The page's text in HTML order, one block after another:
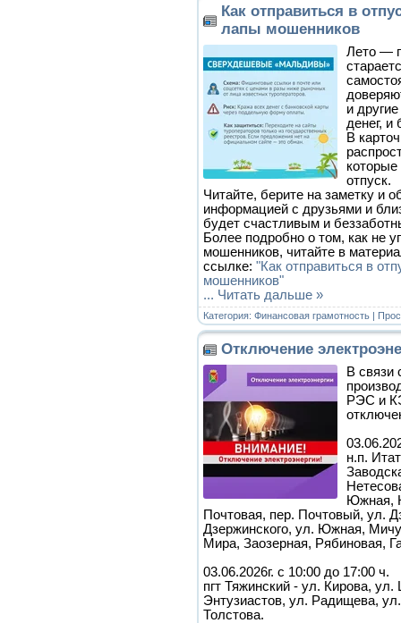
Как отправиться в
лапы мошенников
Лето —
и
денег, и
В
которые
отпуск.
Читайте, берите на заметку и
информацией с друзьями и
будет счастливым и
Более подробно о том, как не
мошенников, читайте в
ссылке: "Как отправиться в
мошенников"
... Читать дальше »
Категория: Финансовая грамотность |
Отключение
В связи
РЭС и
н.п.
Южная,
Почтовая, пер. Почтовый, ул.
Дзержинского, ул. Южная,
Мира, Заозерная, Рябиновая,
03.06.2026г. с 10:00 до 17:00 ч.
пгт Тяжинский - ул. Кирова, ул.
Энтузиастов, ул. Радищева,
Толстова.